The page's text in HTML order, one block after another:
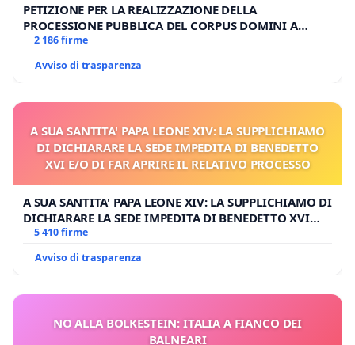
PETIZIONE PER LA REALIZZAZIONE DELLA
PROCESSIONE PUBBLICA DEL CORPUS DOMINI A
MILANO
2 186 firme
Avviso di trasparenza
A SUA SANTITA' PAPA LEONE XIV: LA SUPPLICHIAMO
DI DICHIARARE LA SEDE IMPEDITA DI BENEDETTO
XVI E/O DI FAR APRIRE IL RELATIVO PROCESSO
A SUA SANTITA' PAPA LEONE XIV: LA SUPPLICHIAMO DI
DICHIARARE LA SEDE IMPEDITA DI BENEDETTO XVI
E/O DI FAR APRIRE IL RELATIVO PROCESSO
5 410 firme
Avviso di trasparenza
NO ALLA BOLKESTEIN: ITALIA A FIANCO DEI
BALNEARI